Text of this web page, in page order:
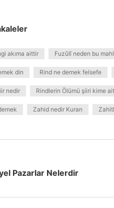
akıma aittir Fuzûlî neden bu
din Rind ne demek felsefe
nedir Rindlerin Ölümü şiiri kime ait
Zahid nedir Kuran
Pazarlar Nelerdir